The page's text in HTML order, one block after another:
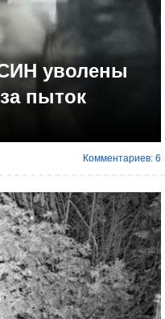
уволены
пыток
Комментариев: 6